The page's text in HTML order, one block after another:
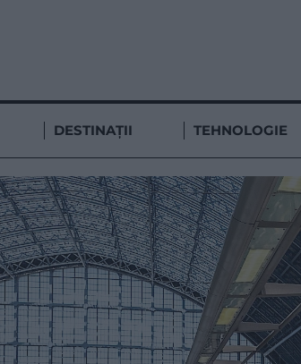
DESTINAȚII TEHNOLOGIE